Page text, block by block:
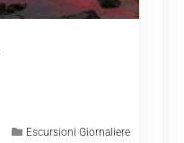
Escursioni Giornaliere